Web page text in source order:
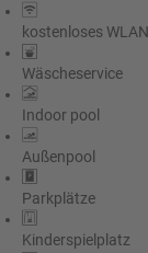
kostenloses WLAN
Wäscheservice
Indoor pool
Außenpool
Parkplätze
Kinderspielplatz